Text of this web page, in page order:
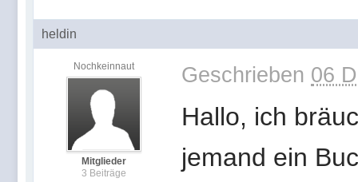
heldin
Nochkeinnaut
Mitglieder
3 Beiträge
Geschrieben 06
Hallo, ich
jemand ein